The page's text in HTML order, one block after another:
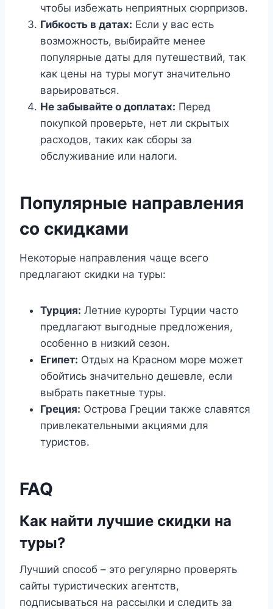
чтобы избежать неприятных сюрпризов.
Гибкость в датах: Если у вас есть
возможность, выбирайте менее
популярные даты для путешествий, так
как цены на туры могут значительно
варьироваться.
Не забывайте о доплатах: Перед
покупкой проверьте, нет ли скрытых
расходов, таких как сборы за
обслуживание или налоги.
Популярные направления
со скидками
Некоторые направления чаще всего
предлагают скидки на туры:
Турция: Летние курорты Турции часто
предлагают выгодные предложения,
особенно в низкий сезон.
Египет: Отдых на Красном море может
обойтись значительно дешевле, если
выбрать пакетные туры.
Греция: Острова Греции также славятся
привлекательными акциями для
туристов.
FAQ
Как найти лучшие скидки на
туры?
Лучший способ – это регулярно проверять
сайты туристических агентств,
подписываться на рассылки и следить за